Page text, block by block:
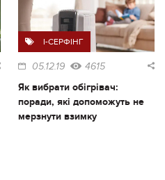
I-СЕРФІНГ
05.12.19 4615
Як вибрати обігрівач:
поради, які допоможуть не
мерзнути взимку